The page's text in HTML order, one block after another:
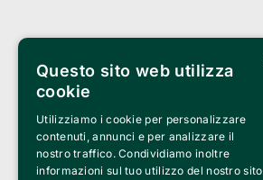
Questo sito web utilizza
cookie
Utilizziamo i cookie per personalizzare
contenuti, annunci e per analizzare il
nostro traffico. Condividiamo inoltre
informazioni sul tuo utilizzo del nostro sito